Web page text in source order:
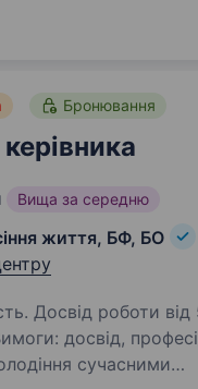
діяльності —
Бронювання
Вища за середню
життя, БФ, БО
Досвід роботи від
сучасними